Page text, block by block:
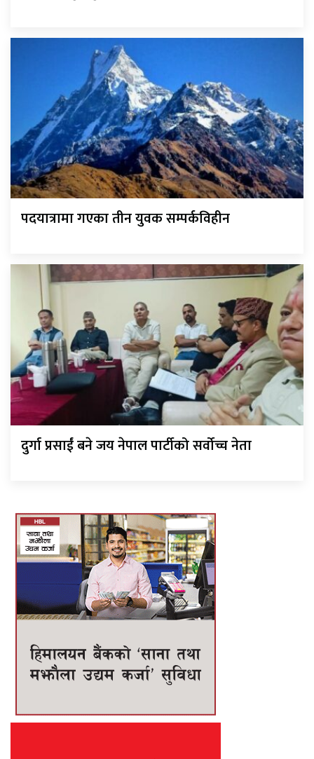
पदयात्रामा गएका तीन युवक सम्पर्कविहीन
दुर्गा प्रसाईं बने जय नेपाल पार्टीको सर्वोच्च नेता